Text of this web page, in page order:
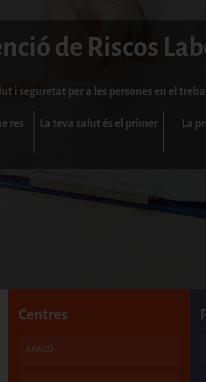
de Riscos
i seguretat per a les persones en el treball
res
La teva salut és el primer
La
Centres
ARAGÓ